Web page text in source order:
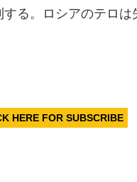
る。ロシアのテロは
HERE FOR SUBSCRIBE